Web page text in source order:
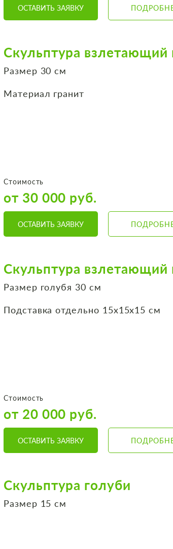
ОСТАВИТЬ ЗАЯВКУ
Скульптура взлетающий
Размер 30 см
Материал гранит
Стоимость
от 30 000 руб.
ОСТАВИТЬ ЗАЯВКУ
Скульптура взлетающий
Размер голубя 30 см
Подставка отдельно 15х15х15 см
Стоимость
от 20 000 руб.
ОСТАВИТЬ ЗАЯВКУ
Скульптура голуби
Размер 15 см